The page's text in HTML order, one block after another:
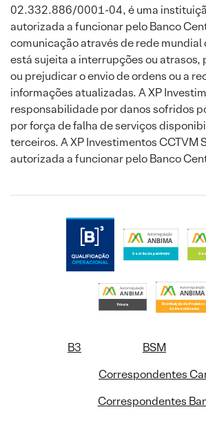
02.332.886/0001-04, é uma
autorizada a funcionar pelo Banco
comunicação através de rede
está sujeita a interrupções ou
ou prejudicar o envio de ordens ou a
informações atualizadas. A XP
responsabilidade por danos sofridos
por força de falha de serviços
terceiros. A XP Investimentos CCTVM
autorizada a funcionar pelo Banco
B3 BSM
Correspondentes
Correspondentes